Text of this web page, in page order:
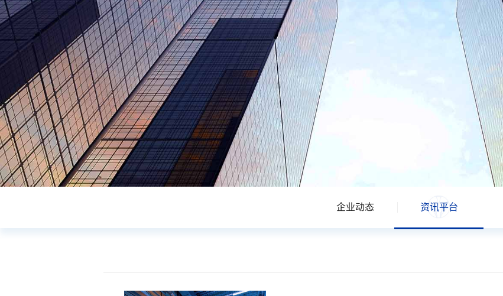
企业动态 资讯平台